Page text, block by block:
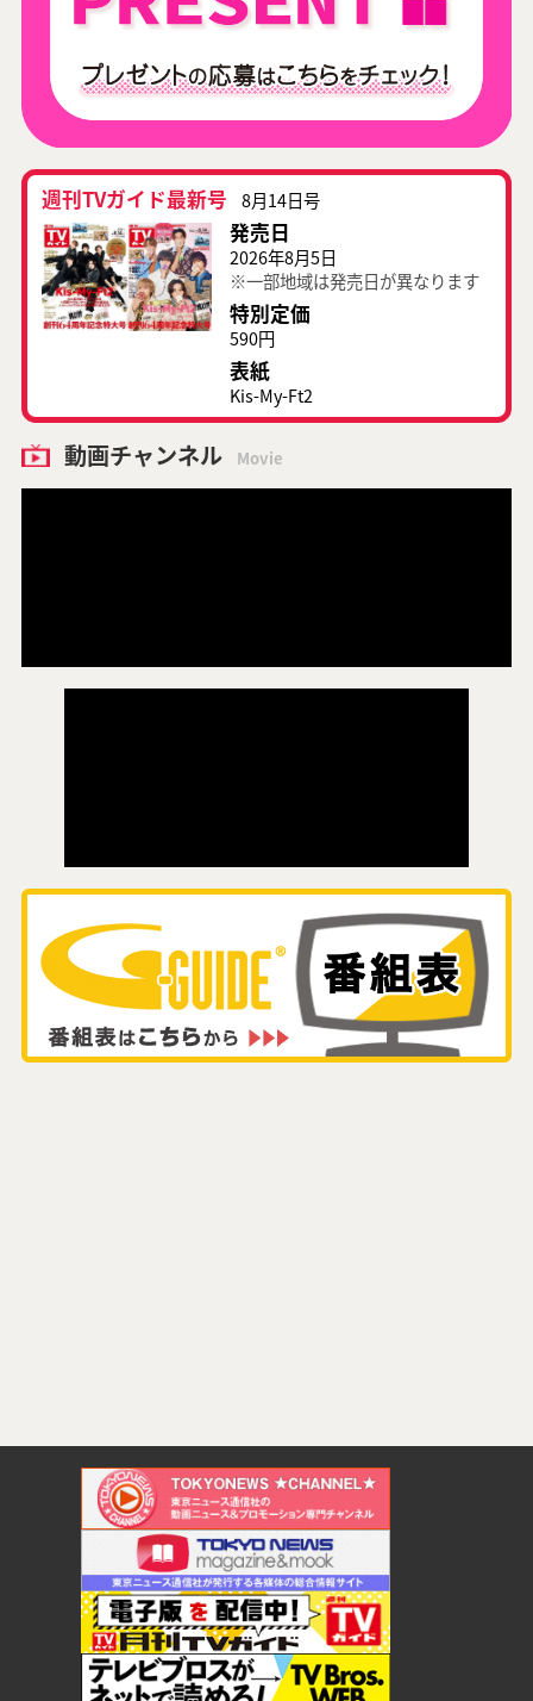
週刊TVガイド最新号 8月14日号
発売日
2026年8月5日
※一部地域は発売日が異なります
特別定価
590円
表紙
Kis-My-Ft2
動画チャンネル Movie